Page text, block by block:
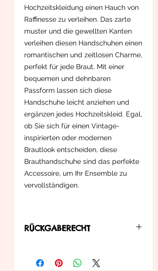
Hochzeitskleidung einen Hauch von
Raffinesse zu verleihen. Das zarte
muster und die gewellten Kanten
verleihen diesen Handschuhen einen
romantischen und zeitlosen Charme,
perfekt für jede Braut. Mit einer
bequemen und dehnbaren
Passform lassen sich diese
Handschuhe leicht anziehen und
ergänzen jedes Hochzeitskleid. Egal,
ob Sie sich für einen Vintage-
inspirierten oder modernen
Brautlook entscheiden, diese
Brauthandschuhe sind das perfekte
Accessoire, um Ihr Ensemble zu
vervollständigen.
RÜCKGABERECHT
entnehmenden Bedienungen an uns